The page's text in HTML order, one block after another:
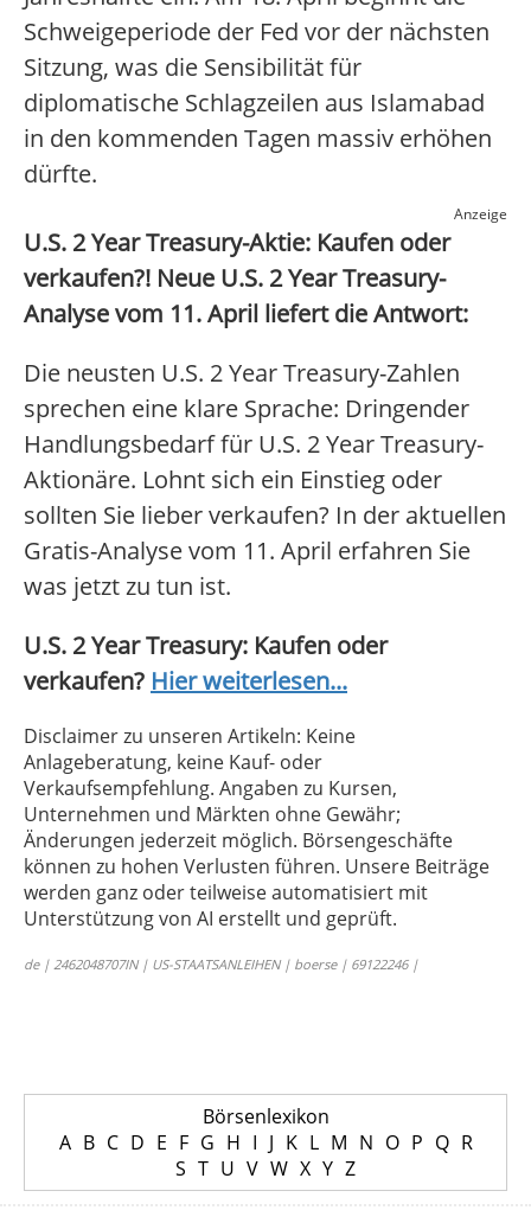
Schweigeperiode der Fed vor der nächsten
Sitzung, was die Sensibilität für
diplomatische Schlagzeilen aus Islamabad
in den kommenden Tagen massiv erhöhen
dürfte.
Anzeige
U.S. 2 Year Treasury-Aktie: Kaufen oder
verkaufen?! Neue U.S. 2 Year Treasury-
Analyse vom 11. April liefert die Antwort:
Die neusten U.S. 2 Year Treasury-Zahlen
sprechen eine klare Sprache: Dringender
Handlungsbedarf für U.S. 2 Year Treasury-
Aktionäre. Lohnt sich ein Einstieg oder
sollten Sie lieber verkaufen? In der aktuellen
Gratis-Analyse vom 11. April erfahren Sie
was jetzt zu tun ist.
U.S. 2 Year Treasury: Kaufen oder
verkaufen? Hier weiterlesen...
Disclaimer zu unseren Artikeln: Keine
Anlageberatung, keine Kauf- oder
Verkaufsempfehlung. Angaben zu Kursen,
Unternehmen und Märkten ohne Gewähr;
Änderungen jederzeit möglich. Börsengeschäfte
können zu hohen Verlusten führen. Unsere Beiträge
werden ganz oder teilweise automatisiert mit
Unterstützung von AI erstellt und geprüft.
de | 2462048707IN | US-STAATSANLEIHEN | boerse | 69122246 |
Börsenlexikon
A B C D E F G H I J K L M N O P Q R
S T U V W X Y Z